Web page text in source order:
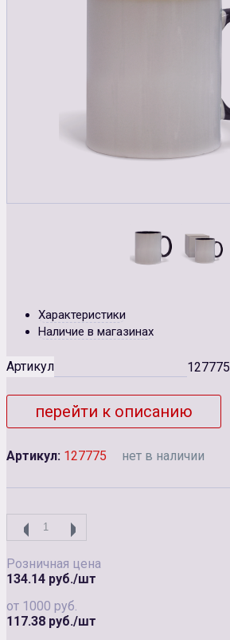
Характеристики
Наличие в магазинах
Артикул 127775
перейти к описанию
Артикул: 127775 нет в наличии
Розничная цена
134.14 руб./шт
от 1000 руб.
117.38 руб./шт